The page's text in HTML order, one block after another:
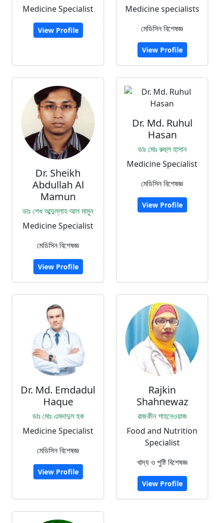
Medicine Specialist
View Profile
Medicine specialists
মেডিসিন বিশেষজ্ঞ
View Profile
Dr. Sheikh
Abdullah Al
Mamun
ডাঃ শেখ আব্দুল্লাহ আল মামুন
Medicine Specialist
মেডিসিন বিশেষজ্ঞ
View Profile
Dr. Md. Ruhul
Hasan
ডাঃ মোঃ রুহুল হাসান
Medicine Specialist
মেডিসিন বিশেষজ্ঞ
View Profile
Dr. Md. Emdadul
Haque
ডাঃ মোঃ এমদাদুল হক
Medicine Specialist
মেডিসিন বিশেষজ্ঞ
View Profile
Rajkin
Shahnewaz
রাজকীন শাহনেওয়াজ
Food and Nutrition
Specialist
খাদ্য ও পুষ্টি বিশেষজ্ঞ
View Profile